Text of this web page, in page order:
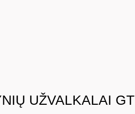
UŽVALKALAI GT